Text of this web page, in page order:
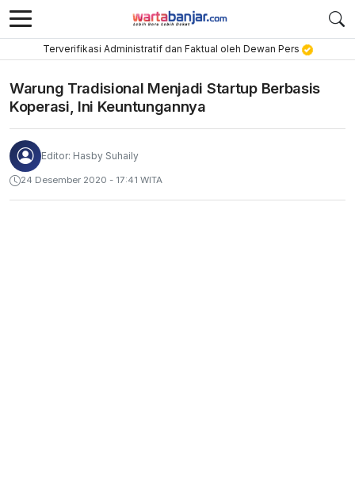
Terverifikasi Administratif dan Faktual oleh Dewan Pers
Warung Tradisional Menjadi Startup Berbasis
Koperasi, Ini Keuntungannya
Editor: Hasby Suhaily
24 Desember 2020 - 17:41 WITA